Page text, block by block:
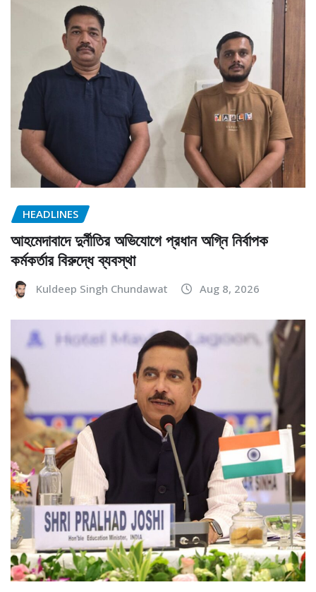
HEADLINES
আহমেদাবাদে দুর্নীতির অভিযোগে প্রধান অগ্নি নির্বাপক
কর্মকর্তার বিরুদ্ধে ব্যবস্থা
Kuldeep Singh Chundawat Aug 8, 2026